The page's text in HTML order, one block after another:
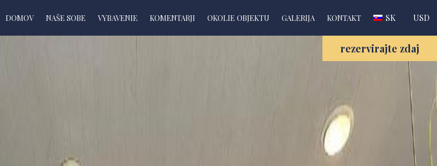
rezervirajte zdaj
DOMOV NAŠE SOBE VYBAVENIE KOMENTARJI OKOLIE OBJEKTU GALERIJA KONTAKT SK USD